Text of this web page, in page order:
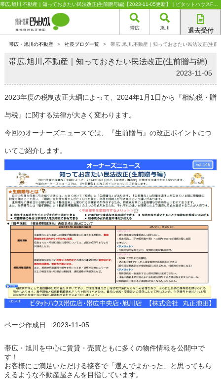
帯広 旭川 退去受付
旭川店
帯広・旭川の不動産 > 社長ブログ一覧 > 帯広,旭川,不動産｜知っておきたい民法改正(生前
帯広,旭川,不動産｜知っておきたい民法改正(生前贈与編)
2023-11-05
2023年度の税制改正大綱によって、2024年1月1日から『相続税・贈
与税』に関する法律が大きく変わります。
今回のオーナーズニュースでは、『生前贈与』の改正ポイントにつ
いてご紹介します。
ページ作成日 2023-11-05
帯広・旭川を中心に賃貸・売買ともに多くの物件情報を公開中で
す！
お客様にご満足いただける接客で「選んでよかった」と思ってもら
えるような不動産屋さんを目指しています。